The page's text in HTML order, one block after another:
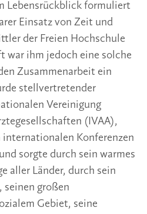
Lebensrückblick formuliert
Einsatz von Zeit und
der Freien Hochschule
war ihm jedoch eine solche
Zusammenarbeit ein
stellvertretender
Vereinigung
(IVAA),
Konferenzen
sorgte durch sein warmes
aller Länder, durch sein
seinen großen
Gebiet, seine